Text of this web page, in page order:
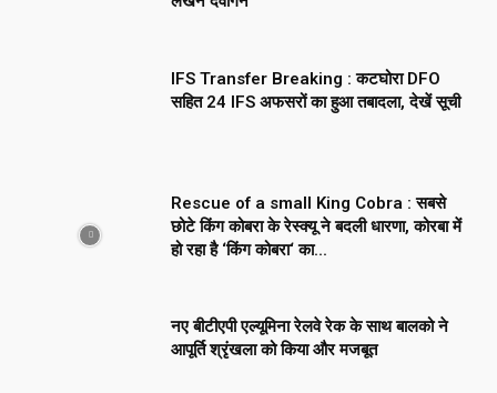
IFS Transfer Breaking : कटघोरा DFO
सहित 24 IFS अफसरों का हुआ तबादला, देखें सूची
Rescue of a small King Cobra : सबसे
छोटे किंग कोबरा के रेस्क्यू ने बदली धारणा, कोरबा में
हो रहा है ‘किंग कोबरा‘ का...
नए बीटीएपी एल्यूमिना रेलवे रेक के साथ बालको ने
आपूर्ति श्रृंखला को किया और मजबूत